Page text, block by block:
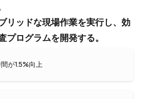
リッドな現場作業を実行し、効
プログラムを開発する。
が1.5%向上